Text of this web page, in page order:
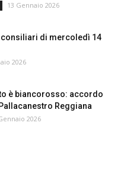
13 Gennaio 2026
di mercoledì 14
2026
è biancorosso: accordo
Reggiana
2026